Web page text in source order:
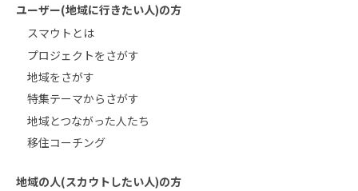
ユーザー(地域に行きたい人)の方
スマウトとは
プロジェクトをさがす
地域をさがす
特集テーマからさがす
地域とつながった人たち
移住コーチング
地域の人(スカウトしたい人)の方